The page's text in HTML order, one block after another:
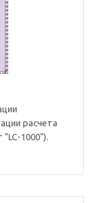
расчета
1000").